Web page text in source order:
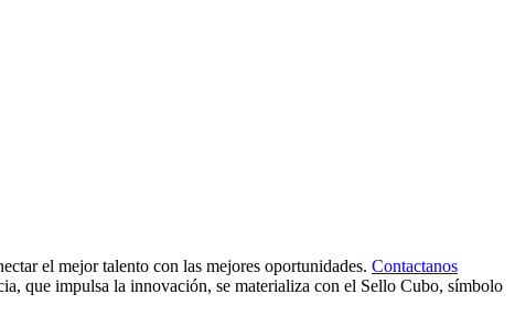
el mejor talento con las mejores oportunidades. Contactanos
que impulsa la innovación, se materializa con el Sello Cubo, símbolo